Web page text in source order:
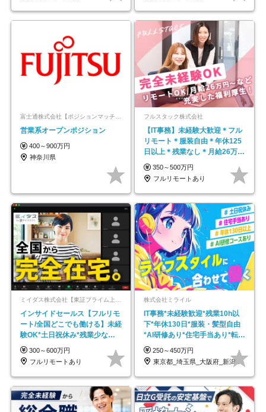
富士通株式会社【ポジションマッチ登録】
営業系オープンポジション
400～900万円
神奈川県
フルスタック株式会社
【IT事務】未経験大歓迎＊フル
リモート＊服装自由＊年休125
日以上＊残業なし＊月給26万円
以上
350～500万円
フルリモートあり
インサイドセールス【フルリモ
ート/全国どこでも働ける】未経
験OK*土日祝休み*残業少なめ*
在宅勤務手当あり
300～600万円
フルリモートあり
株式会社ミライル
IT事務*未経験歓迎*残業10h以
下*年休130日*服装・髪型自由
*AI研修あり*住宅手当あり*転勤
なし
250～450万円
東京都_埼玉県_大阪府_新潟県_福岡県